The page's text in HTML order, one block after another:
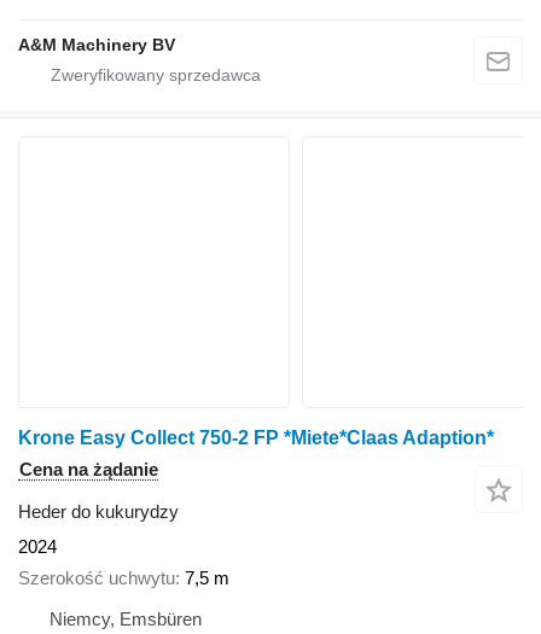
A&M Machinery BV
Krone Easy Collect 750-2 FP *Miete*Claas Adaption*
Cena na żądanie
Heder do kukurydzy
2024
Szerokość uchwytu 7,5 m
Niemcy, Emsbüren